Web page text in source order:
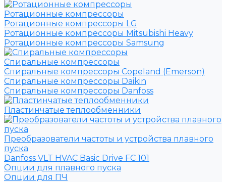
Ротационные компрессоры
Ротационные компрессоры LG
Ротационные компрессоры Mitsubishi Heavy
Ротационные компрессоры Samsung
Спиральные компрессоры
Спиральные компрессоры Copeland (Emerson)
Спиральные компрессоры Daikin
Спиральные компрессоры Danfoss
Пластинчатые теплообменники
Преобразователи частоты и устройства плавного
пуска
Danfoss VLT HVAC Basic Drive FC 101
Опции для плавного пуска
Опции для ПЧ